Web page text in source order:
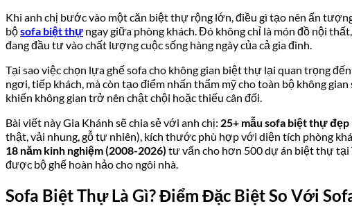
Khi anh chị bước vào một căn biệt thự rộng lớn, điều gì tạo nên ấn
bộsofa biệt thự ngay giữa phòng khách. Đó không chỉ là món đồ nội
đang đầu tư vào chất lượng cuộc sống hàng ngày của cả gia đình.
Tại sao việc chọn lựa ghế sofa cho không gian biệt thự lại quan trọng
ngơi, tiếp khách, mà còn tạo điểm nhấn thẩm mỹ cho toàn bộ không
khiến không gian trở nên chật chội hoặc thiếu cân đối.
Bài viết này Gia Khánh sẽ chia sẻ với anh chị: 25+ mẫu sofa biệt thự
thật, vải nhung, gỗ tự nhiên), kích thước phù hợp với diện tích phòng
18 năm kinh nghiệm (2008-2026) tư vấn cho hơn 500 dự án biệt thự tại
được bộ ghế hoàn hảo cho ngôi nhà.
Sofa Biệt Thự Là Gì? Điểm Đặc Biệt So Với